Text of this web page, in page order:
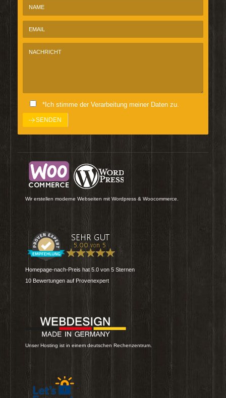
*Ich stimme der Verarbeitung meiner Daten zu.
Wir erstellen moderne Webseiten mit Wordpress & Woocommerce.
Homepage-nach-Preis hat 5.0 von 5 Sternen
10 Bewertungen auf Provenexpert
Unser Hosting ist in einem deutschen Rechenzentrum.